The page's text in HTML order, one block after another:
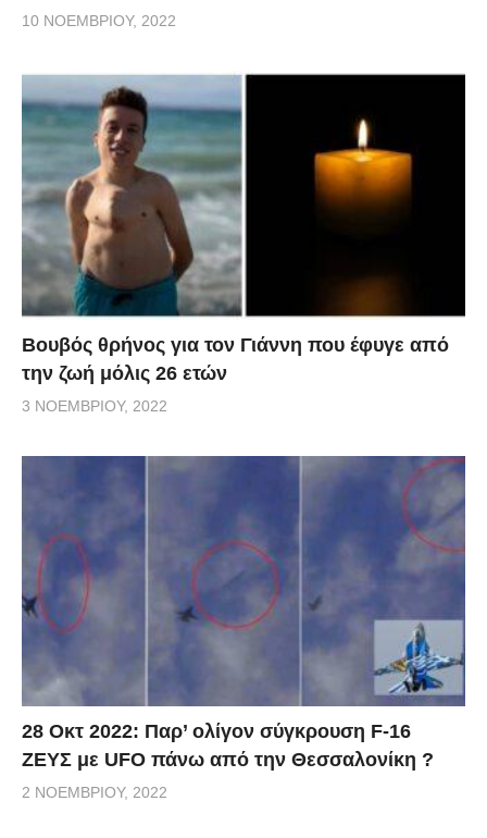
10 ΝΟΕΜΒΡΊΟΥ, 2022
Βουβός θρήνος για τον Γιάννη που έφυγε από
την ζωή μόλις 26 ετών
3 ΝΟΕΜΒΡΊΟΥ, 2022
28 Οκτ 2022: Παρ’ ολίγον σύγκρουση F-16
ΖΕΥΣ με UFO πάνω από την Θεσσαλονίκη ?
2 ΝΟΕΜΒΡΊΟΥ, 2022